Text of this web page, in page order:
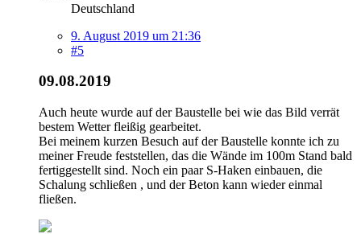
Deutschland
9. August 2019 um 21:36
#5
09.08.2019
Auch heute wurde auf der Baustelle bei wie das Bild verrät
bestem Wetter fleißig gearbeitet.
Bei meinem kurzen Besuch auf der Baustelle konnte ich zu
meiner Freude feststellen, das die Wände im 100m Stand bald
fertiggestellt sind. Noch ein paar S-Haken einbauen, die
Schalung schließen , und der Beton kann wieder einmal
fließen.